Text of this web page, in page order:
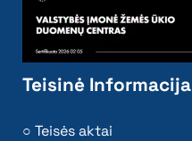
Teisinė Informacija
Teisės aktai